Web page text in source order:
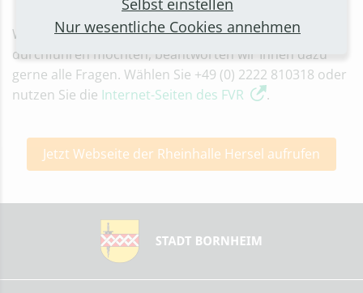
Wenn Sie selbst eine Veranstaltung in der Rheinhalle
durchführen möchten, beantworten wir Ihnen dazu
gerne alle Fragen. Wählen Sie +49 (0) 2222 810318 oder
nutzen Sie die Internet-Seiten des FVR .
Jetzt Webseite der Rheinhalle Hersel aufrufen
Selbst einstellen
Nur wesentliche Cookies annehmen